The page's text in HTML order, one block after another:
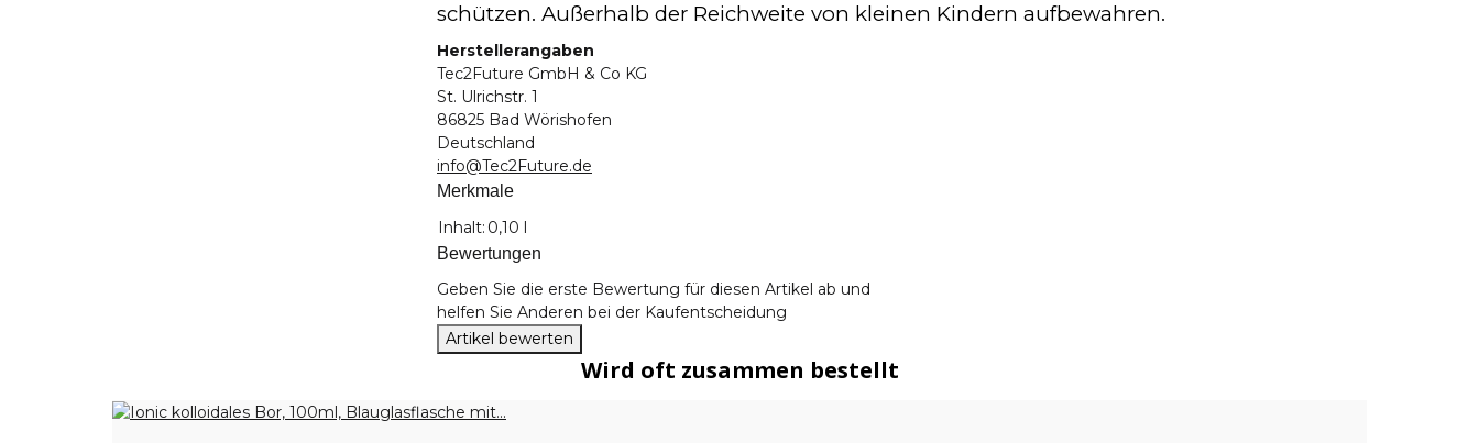
schützen. Außerhalb der Reichweite von kleinen Kindern aufbewahren.
Herstellerangaben
Tec2Future GmbH & Co KG
St. Ulrichstr. 1
86825 Bad Wörishofen
Deutschland
info@Tec2Future.de
Merkmale
Produkteigenschaft
Wert
Inhalt: 0,10 l
Bewertungen
Geben Sie die erste Bewertung für diesen Artikel ab und
helfen Sie Anderen bei der Kaufentscheidung
Artikel bewerten
Wird oft zusammen bestellt